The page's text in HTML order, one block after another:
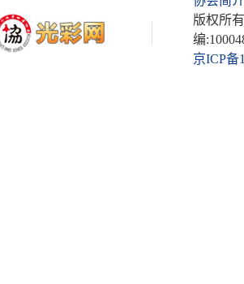
版权所
编
京ICP备